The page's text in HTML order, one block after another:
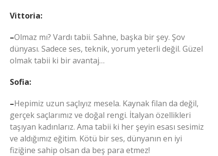
Vittoria:
–Olmaz mı? Vardı tabii. Sahne, başka bir şey. Şov
dünyası. Sadece ses, teknik, yorum yeterli değil. Güzel
olmak tabii ki bir avantaj…
Sofia:
–Hepimiz uzun saçlıyız mesela. Kaynak filan da değil,
gerçek saçlarımız ve doğal rengi. İtalyan özellikleri
taşıyan kadınlarız. Ama tabii ki her şeyin esası sesimiz
ve aldığımız eğitim. Kötü bir ses, dünyanın en iyi
fiziğine sahip olsan da beş para etmez!